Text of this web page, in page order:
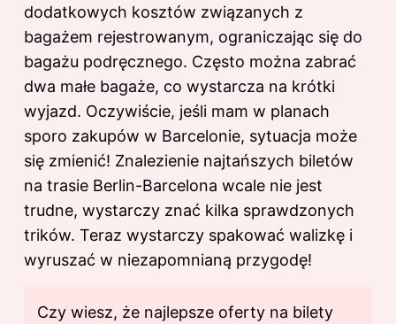
dodatkowych kosztów związanych z
bagażem rejestrowanym, ograniczając się do
bagażu podręcznego. Często można zabrać
dwa małe bagaże, co wystarcza na krótki
wyjazd. Oczywiście, jeśli mam w planach
sporo zakupów w Barcelonie, sytuacja może
się zmienić! Znalezienie najtańszych biletów
na trasie Berlin-Barcelona wcale nie jest
trudne, wystarczy znać kilka sprawdzonych
trików. Teraz wystarczy spakować walizkę i
wyruszać w niezapomnianą przygodę!
Czy wiesz, że najlepsze oferty na bilety